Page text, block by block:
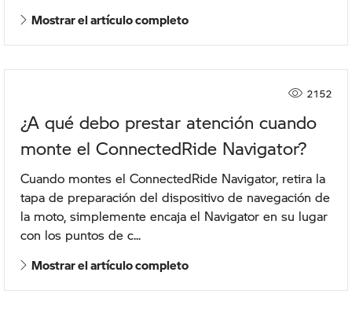
Mostrar el artículo completo
2152
¿A qué debo prestar atención cuando
monte el ConnectedRide Navigator?
Cuando montes el ConnectedRide Navigator, retira la
tapa de preparación del dispositivo de navegación de
la moto, simplemente encaja el Navigator en su lugar
con los puntos de c...
Mostrar el artículo completo